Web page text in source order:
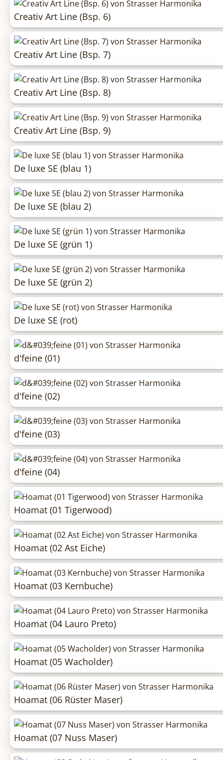
Creativ Art Line (Bsp. 6)
Creativ Art Line (Bsp. 7)
Creativ Art Line (Bsp. 8)
Creativ Art Line (Bsp. 9)
De luxe SE (blau 1)
De luxe SE (blau 2)
De luxe SE (grün 1)
De luxe SE (grün 2)
De luxe SE (rot)
d'feine (01)
d'feine (02)
d'feine (03)
d'feine (04)
Hoamat (01 Tigerwood)
Hoamat (02 Ast Eiche)
Hoamat (03 Kernbuche)
Hoamat (04 Lauro Preto)
Hoamat (05 Wacholder)
Hoamat (06 Rüster Maser)
Hoamat (07 Nuss Maser)